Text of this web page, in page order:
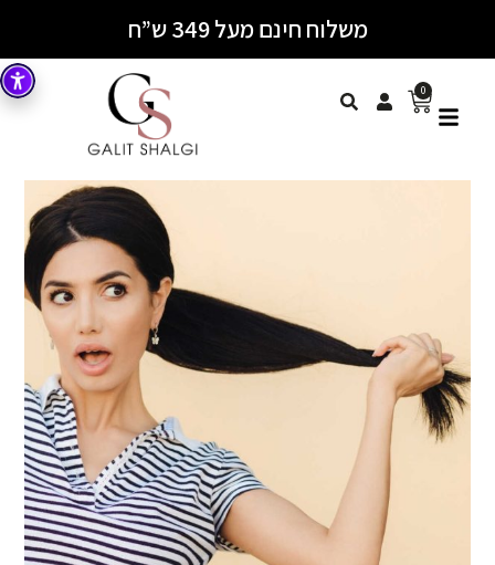
משלוח חינם מעל 349 ש”ח
0